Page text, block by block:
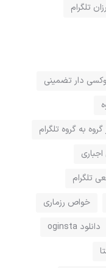
تلگرام
دار تضمینی
به گروه تلگرام
تلگرام
خواص رزماری
دانلود oginsta